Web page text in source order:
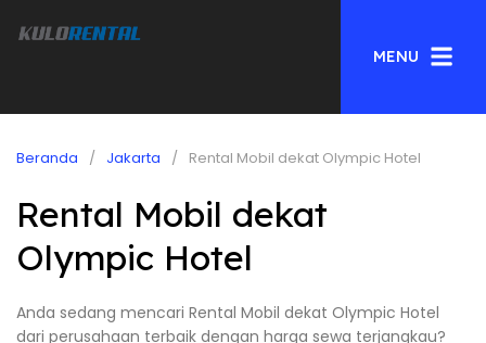
MENU
Beranda Jakarta Rental Mobil dekat Olympic Hotel
Rental Mobil dekat
Olympic Hotel
Anda sedang mencari Rental Mobil dekat Olympic Hotel
dari perusahaan terbaik dengan harga sewa terjangkau?